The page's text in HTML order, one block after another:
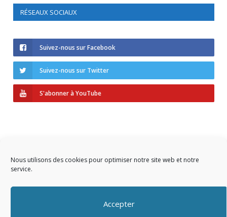
Nous utilisons des cookies pour optimiser notre site web et notre
service.
Accepter
RÉSEAUX SOCIAUX
Suivez-nous sur Facebook
Suivez-nous sur Twitter
S'abonner à YouTube
Copyright © 2023 AIDF